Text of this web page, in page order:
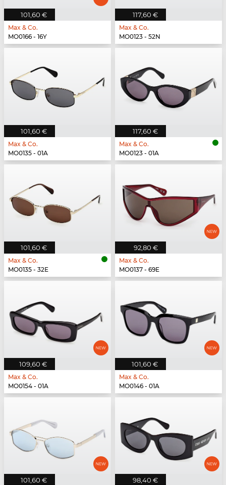
101,60 €
Max & Co.
MO0166 - 16Y
117,60 €
Max & Co.
MO0123 - 52N
101,60 €
Max & Co.
MO0135 - 01A
117,60 €
Max & Co.
MO0123 - 01A
101,60 €
Max & Co.
MO0135 - 32E
92,80 €
Max & Co.
MO0137 - 69E
109,60 €
Max & Co.
MO0154 - 01A
101,60 €
Max & Co.
MO0146 - 01A
101,60 € 98,40 €